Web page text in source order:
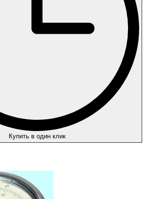
Купить в один клик